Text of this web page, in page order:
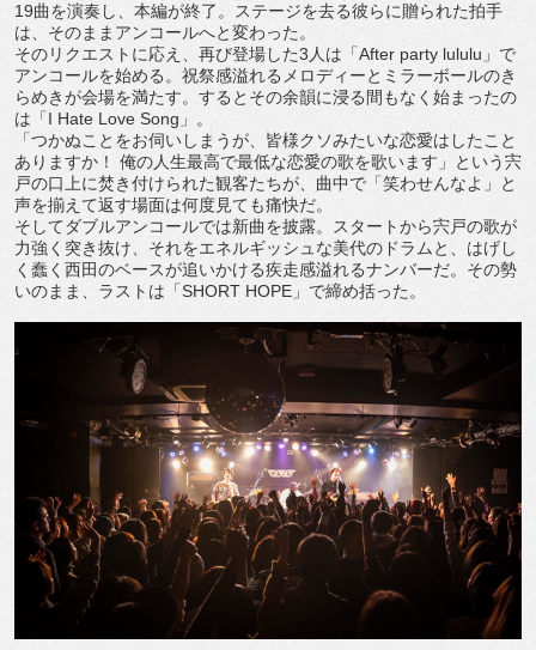
19曲を演奏し、本編が終了。ステージを去る彼らに贈られた拍手
は、そのままアンコールへと変わった。
そのリクエストに応え、再び登場した3人は「After party lululu」で
アンコールを始める。祝祭感溢れるメロディーとミラーボールのき
らめきが会場を満たす。するとその余韻に浸る間もなく始まったの
は「I Hate Love Song」。
「つかぬことをお伺いしまうが、皆様クソみたいな恋愛はしたこと
ありますか！ 俺の人生最高で最低な恋愛の歌を歌います」という宍
戸の口上に焚き付けられた観客たちが、曲中で「笑わせんなよ」と
声を揃えて返す場面は何度見ても痛快だ。
そしてダブルアンコールでは新曲を披露。スタートから宍戸の歌が
力強く突き抜け、それをエネルギッシュな美代のドラムと、はげし
く蠢く西田のベースが追いかける疾走感溢れるナンバーだ。その勢
いのまま、ラストは「SHORT HOPE」で締め括った。